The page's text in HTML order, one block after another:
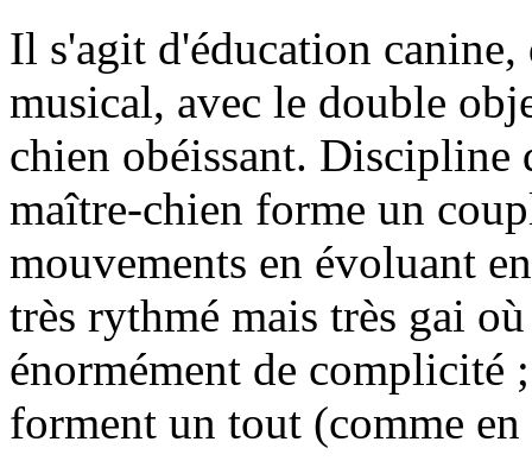
Il s'agit d'éducation
musical, avec le double
chien obéissant.
maître-chien forme un
mouvements en évoluant
très rythmé mais très gai
énormément de complicité
forment un tout (comme